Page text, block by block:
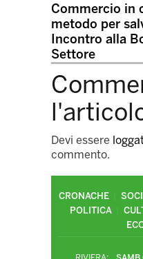
Commercio in
metodo per
Incontro alla
Settore
Devi essere
commento.
CRONACHE
POLITICA